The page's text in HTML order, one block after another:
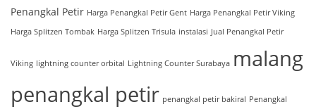
Penangkal Petir Harga Penangkal Petir Gent Harga Penangkal Petir Viking
Harga Splitzen Tombak Harga Splitzen Trisula instalasi Jual Penangkal Petir
Viking lightning counter orbital Lightning Counter Surabaya malang
penangkal petir penangkal petir bakiral Penangkal